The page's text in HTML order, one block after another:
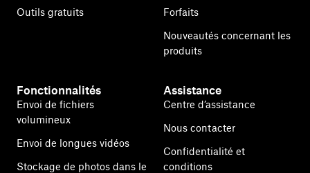
Outils gratuits
Forfaits
Nouveautés concernant les
produits
Fonctionnalités
Envoi de fichiers
volumineux
Envoi de longues vidéos
Stockage de photos dans le
Assistance
Centre d’assistance
Nous contacter
Confidentialité et
conditions